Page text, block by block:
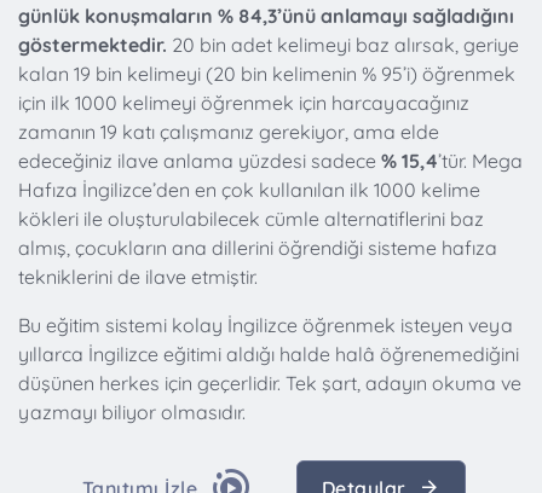
günlük konuşmaların % 84,3’ünü anlamayı sağladığını
göstermektedir. 20 bin adet kelimeyi baz alırsak, geriye
kalan 19 bin kelimeyi (20 bin kelimenin % 95’i) öğrenmek
için ilk 1000 kelimeyi öğrenmek için harcayacağınız
zamanın 19 katı çalışmanız gerekiyor, ama elde
edeceğiniz ilave anlama yüzdesi sadece % 15,4’tür. Mega
Hafıza İngilizce’den en çok kullanılan ilk 1000 kelime
kökleri ile oluşturulabilecek cümle alternatiflerini baz
almış, çocukların ana dillerini öğrendiği sisteme hafıza
tekniklerini de ilave etmiştir.
Bu eğitim sistemi kolay İngilizce öğrenmek isteyen veya
yıllarca İngilizce eğitimi aldığı halde halâ öğrenemediğini
düşünen herkes için geçerlidir. Tek şart, adayın okuma ve
yazmayı biliyor olmasıdır.
Tanıtımı İzle Detaylar